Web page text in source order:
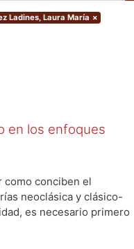
Ladines, Laura María ×
en los enfoques
como conciben el
neoclásica y clásico-
es necesario primero